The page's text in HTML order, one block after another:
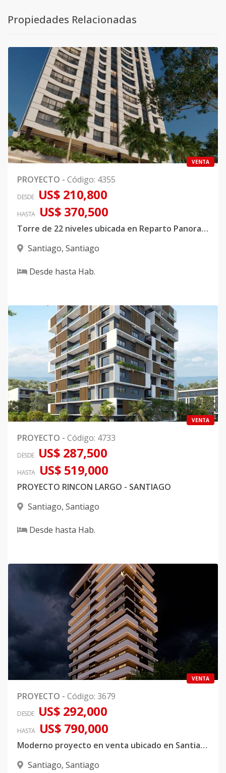
Propiedades Relacionadas
VENTA
PROYECTO - Código: 4355
DESDE US$ 210,800
HASTA US$ 370,500
Torre de 22 niveles ubicada en Reparto Panorama, Santiago
Santiago, Santiago
Desde hasta Hab.
VENTA
PROYECTO - Código: 4733
DESDE US$ 287,500
HASTA US$ 519,000
PROYECTO RINCON LARGO - SANTIAGO
Santiago, Santiago
Desde hasta Hab.
VENTA
PROYECTO - Código: 3679
DESDE US$ 292,000
HASTA US$ 790,000
Moderno proyecto en venta ubicado en Santiago de los Caballeros
Santiago, Santiago